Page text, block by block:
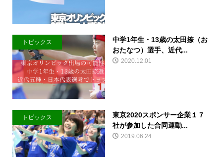
トピックス
中学1年生・13歳の太田捺（お
おたなつ）選手、近代...
2020.12.01
トピックス
東京2020スポンサー企業１７
社が参加した合同運動...
2019.06.24